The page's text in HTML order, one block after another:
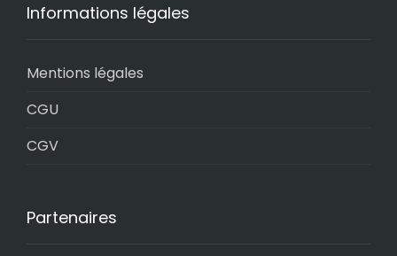
Informations légales
Mentions légales
CGU
CGV
Partenaires